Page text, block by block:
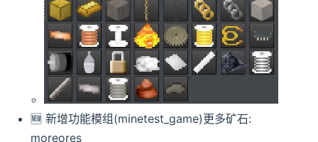
🆕️️ 新增功能模组(minetest_game)更多矿石:
moreores